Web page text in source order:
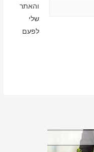
והאתר
שלי
לפעם